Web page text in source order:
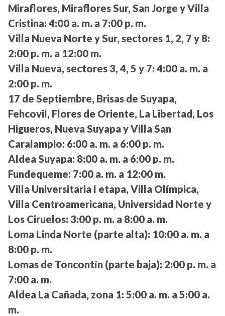
Miraflores, Miraflores Sur, San Jorge y Villa
Cristina: 4:00 a. m. a 7:00 p. m.
Villa Nueva Norte y Sur, sectores 1, 2, 7 y 8:
2:00 p. m. a 12:00 m.
Villa Nueva, sectores 3, 4, 5 y 7: 4:00 a. m. a
2:00 p. m.
17 de Septiembre, Brisas de Suyapa,
Fehcovil, Flores de Oriente, La Libertad, Los
Higueros, Nueva Suyapa y Villa San
Caralampio: 6:00 a. m. a 6:00 p. m.
Aldea Suyapa: 8:00 a. m. a 6:00 p. m.
Fundequeme: 7:00 a. m. a 12:00 m.
Villa Universitaria I etapa, Villa Olímpica,
Villa Centroamericana, Universidad Norte y
Los Ciruelos: 3:00 p. m. a 8:00 a. m.
Loma Linda Norte (parte alta): 10:00 a. m. a
8:00 p. m.
Lomas de Toncontín (parte baja): 2:00 p. m. a
7:00 a. m.
Aldea La Cañada, zona 1: 5:00 a. m. a 5:00 a.
m.